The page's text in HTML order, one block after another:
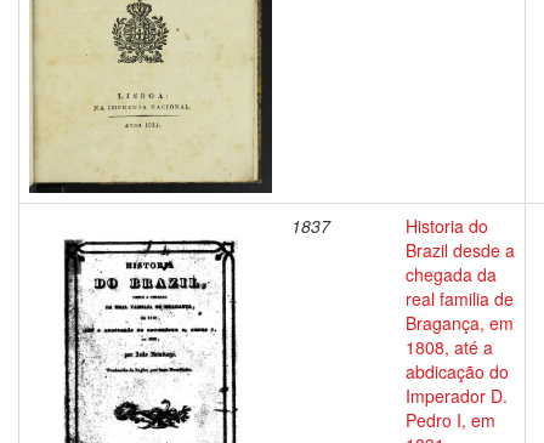
1837
Historia do
Brazil desde a
chegada da
real familia de
Bragança, em
1808, até a
abdicação do
Imperador D.
Pedro I, em